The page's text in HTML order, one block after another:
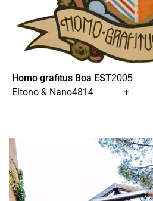
Homo grafitus Boa EST
Eltono & Nano4814
2005
+